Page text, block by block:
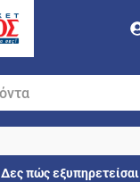
Δες πώς εξυπηρετείσαι